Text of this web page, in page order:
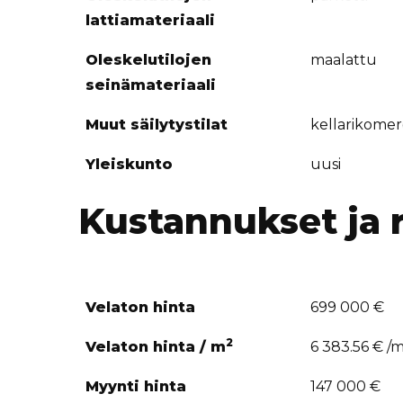
lattiamateriaali
Oleskelutilojen
seinämateriaali
maalattu
Muut säilytystilat
Yleiskunto uusi
Kustannukset ja
Velaton hinta 699 000 €
Velaton hinta / m2 6 383.56 € /m
Myynti hinta 147 000 €